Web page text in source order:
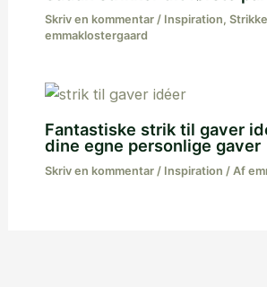
Skriv en kommentar / Inspiration,
emmaklostergaard
Fantastiske strik til gaver
dine egne personlige gaver
Skriv en kommentar / Inspiration / Af